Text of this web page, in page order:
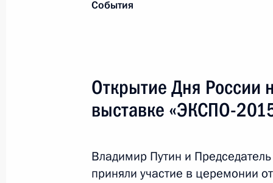
Послания Федеральному Собранию
Заявления по важнейшим вопросам
Речи и обращения
События
Открытие Дня России
выставке «ЭКСПО-
Владимир Путин и
приняли участие в церемонии